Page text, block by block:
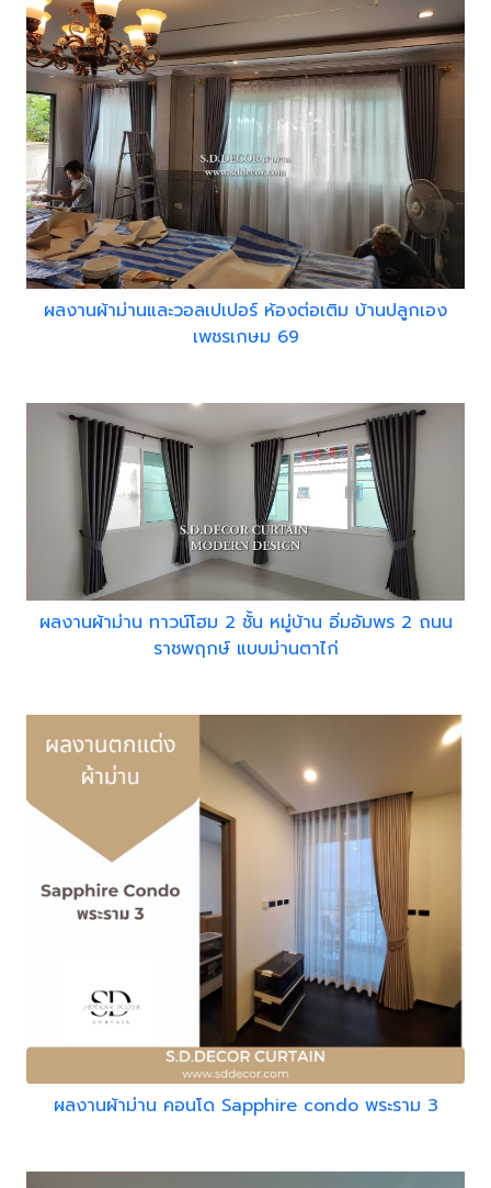
ผลงานผ้าม่านและวอลเปเปอร์ ห้องต่อเติม บ้านปลูกเอง
เพชรเกษม 69
ผลงานผ้าม่าน ทาวน์โฮม 2 ชั้น หมู่บ้าน อิ่มอัมพร 2 ถนน
ราชพฤกษ์ แบบม่านตาไก่
ผลงานผ้าม่าน คอนโด Sapphire condo พระราม 3